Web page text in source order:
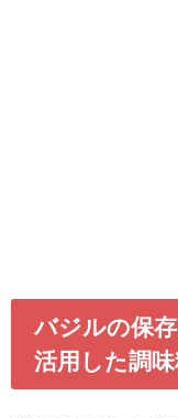
バジルの保
活用した調